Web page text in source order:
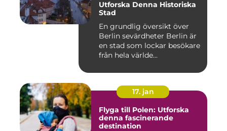
Utforska Denna Historiska
Stad
En grundlig översikt över
Berlin sevärdheter Berlin är
en stad som lockar besökare
från hela världe...
17. jan
Flyga till Polen: Utforska
denna fascinerande
destination